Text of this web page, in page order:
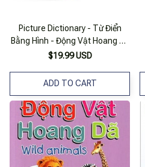
Picture Dictionary - Từ Điển
Bằng Hình - Động Vật Hoang Dã
- Wild Animals
$19.99 USD
ADD TO CART